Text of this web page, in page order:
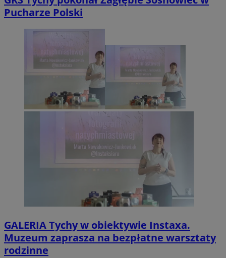
Pucharze Polski
GALERIATychy w obiektywie Instaxa.
Muzeum zaprasza na bezpłatne warsztaty
rodzinne